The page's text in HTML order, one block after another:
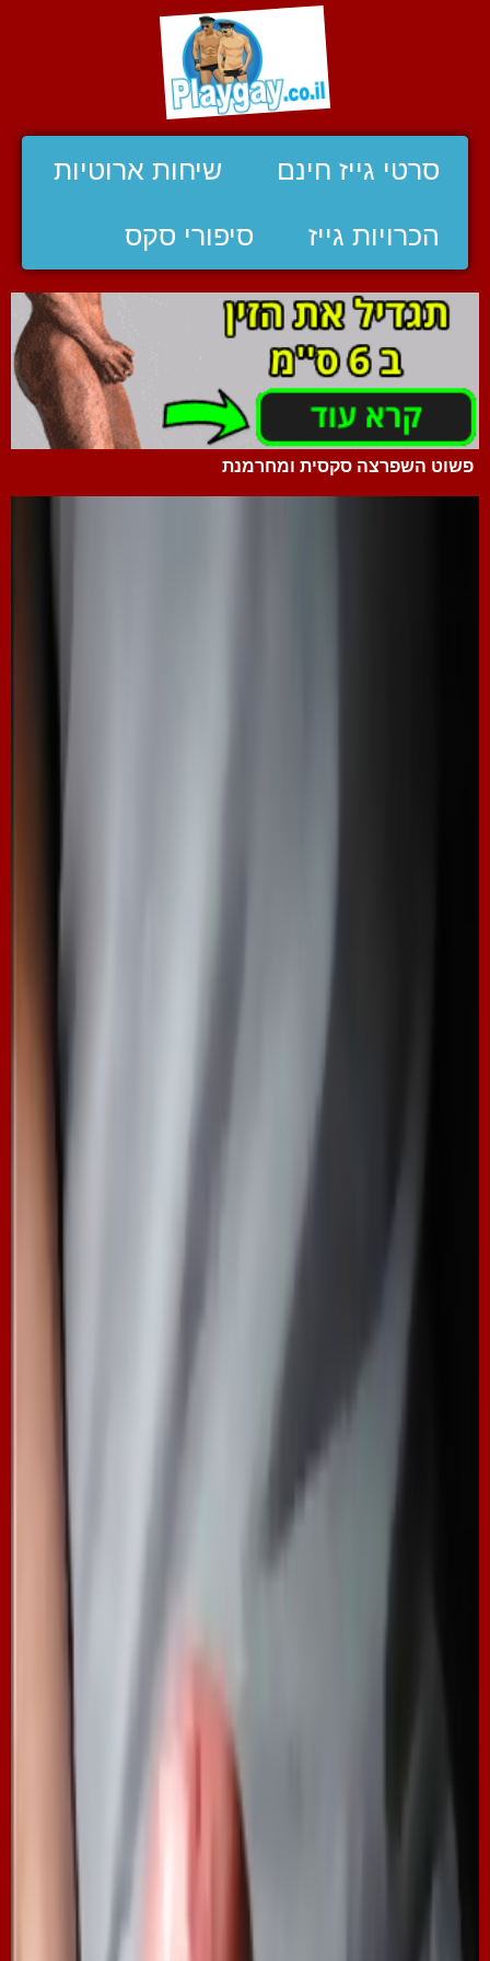
סרטי גייז חינם שיחות ארוטיות
הכרויות גייז סיפורי סקס
פשוט השפרצה סקסית ומחרמנת